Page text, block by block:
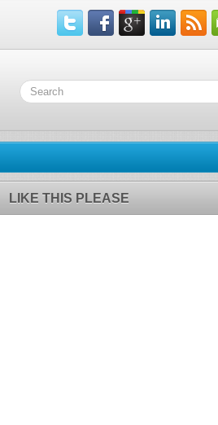
LIKE THIS PLEASE